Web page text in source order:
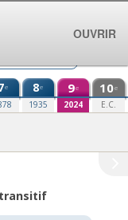
e 8e
1935
9e
2024
10e
E.C.
OUVRIR